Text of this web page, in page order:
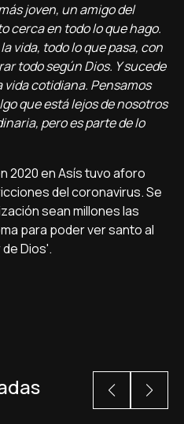
joven, un amigo del
cerca en todo lo que hago.
vida, todo lo que pasa, con
todo según Dios. Y sucede
vida cotidiana. Pensamos
que está lejos de nosotros
pero es parte de lo
2020 en Asís tuvo aforo
del coronavirus. Se
sean millones las
para poder ver santo al
Dios'.